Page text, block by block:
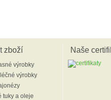
zboží
výrobky
výrobky
tuky a oleje
Naše